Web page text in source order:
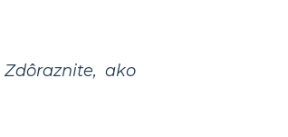
Zdôraznite, ako